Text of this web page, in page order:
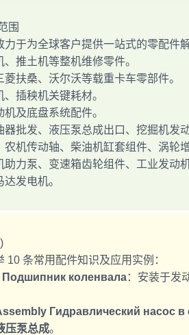
围
于为全球客户提供一站式的零配件
推土机等整机维修零件。
扶桑、沃尔沃等载重卡车零部件。
插秧机关键耗材。
及底盘系统配件。
批发、液压泵总成出口、挖掘机发
机传动轴、柴油机缸套组件、涡轮
力泵、变速箱齿轮组件、工业发动
发电机。
条常用配件知识及应用实例：
Подшипник коленвала：安装于发
Гидравлический насос в
压泵总成。